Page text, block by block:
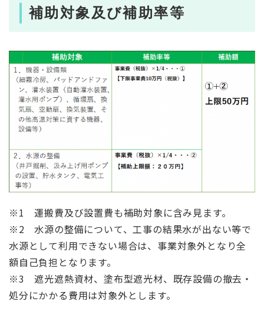
補助対象及び補助率等
※1 運搬費及び設置費も補助対象に含み見ます。
※2 水源の整備について、工事の結果水が出ない等で
水源として利用できない場合は、事業対象外となり全
額自己負担となります。
※3 遮光遮熱資材、塗布型遮光材、既存設備の撤去・
処分にかかる費用は対象外とします。